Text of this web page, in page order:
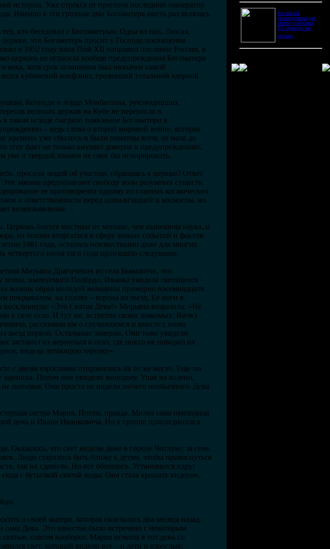
истории. Уже отрекся от престола последний император
Именно в эти грозные дни Богоматерь шесть раз являлась
кто беседовал с Богоматерью. Одна из них, Люсия,
что Богоматерь просит у Господа посвящения
в 1952 году папа Пий XII направил послание России, в
церковь не огласила вообще предупреждения Богоматери
хотя срок оглашения был назначен самой
кубинский конфликт, грозивший тотальной ядерной
Кеннеди и лорда Монбаттена, руководивших
великих держав на Кубе не переросло в
исходе сыграло появление Богоматери в
– ведь слова о второй мировой войне, которая
времени уже сбылись и были памятны всем, от мала до
этот факт не только внушил доверие к предупреждению,
уме и твердой памяти не смог бы игнорировать.
просила людей об участии, обращаясь к церкви? Ответ
законы предполагают свободу воли разумных существ.
ее противоречит одному из главных космических
и ответственности перед цивилизацией и космосом, но
волеизъявление.
Церковь боится мистики не меньше, чем нынешняя наука, и
на боязни вторгаться в сферу живых событий и фактов.
1981 года, остались неизвестными даже для многих
четвертого июня того года произошло следующее.
Мирьяна Драгичевич из села Бьяковичи, что
именуемого Подбрдо, Иванка увидела светящееся
возник образ молодой женщины примерно восемнадцати
покрывалом, на голове – корона из звезд. Ее ноги в
«Это Святая Дева!» Мирьяна возразила: «Не
в свое село. И тут же, встретив своих знакомых: Вичку
рассказали им о случившемся и вместе с ними
звезд первой. Остальные замерли. Они тоже увидели
их вернуться в село, где никто не поверил их
видела летающую тарелку»
с двумя взрослыми отправились на то же место. Еще по
зарницы. Потом они увидели женщину. Упав на колени,
понимая. Они просто не видели ничего необычного. Дева
сестра Мария. Потом, правда, Милка сама приходила
день и Ивана Иванковича. Но к группе присоединился
Оказалось, что свет видели даже в городе Читлуке, за семь
Люди старались бить ближе к детям, чтобы прикоснуться
так их сдавили. Но все обошлось. Установился вдруг
с бутылкой святой воды. Она стала кропить видение,
о своей матери, которая скончалась два месяца назад.
сама Дева. Это известие было встречено с некоторым
совсем наоборот. Мария исчезла в тот день со
свет, который видели все – и дети и взрослые.
Российский
балансировщик для
отказоустойчивых
ИТ-сервисов: как
оценить